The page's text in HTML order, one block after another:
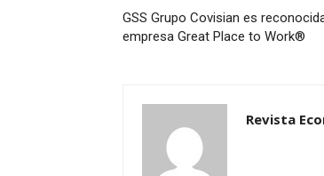
GSS Grupo Covisian es
empresa Great Place to Work®
Revista